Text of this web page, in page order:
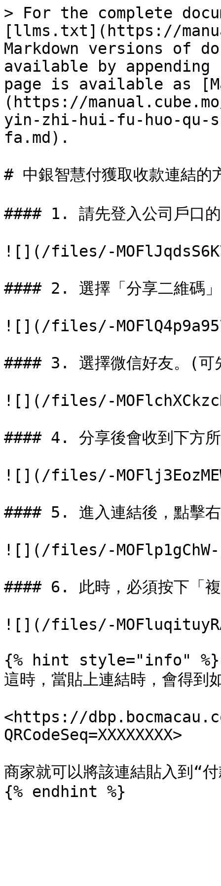
> For the complete
[llms.txt](https://
Markdown versions of
available by
page is available as
(https://
yin-zhi-hui-fu-huo-qu-
fa.md).
# 中銀智慧付獲取收款連結的
#### 1. 請先登入公司戶口
![](/files/-
#### 2. 選擇「分享二維碼
![](/files/-
#### 3. 選擇微信好友。(可
![](/files/-
#### 4. 分享後會收到下方所
![](/files/-
#### 5. 進入連結後，點擊
![](/files/-
#### 6. 此時，必須按下「複
![](/files/-
{% hint style="info" %}
這時，當貼上連結時，會得到
<https://
QRCodeSeq=XXXXXXXX>
商家就可以將該連結貼入到“